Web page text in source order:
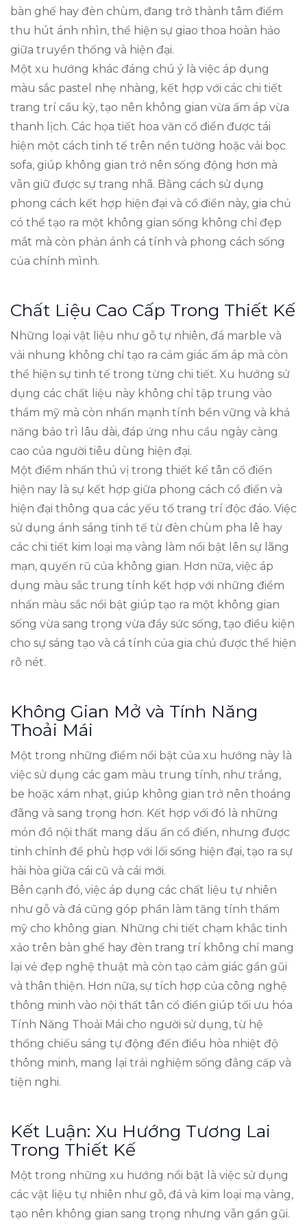
bàn ghế hay đèn chùm, đang trở thành tâm điểm
thu hút ánh nhìn, thể hiện sự giao thoa hoàn hảo
giữa truyền thống và hiện đại.
Một xu hướng khác đáng chú ý là việc áp dụng
màu sắc pastel nhẹ nhàng, kết hợp với các chi tiết
trang trí cầu kỳ, tạo nên không gian vừa ấm áp vừa
thanh lịch. Các họa tiết hoa văn cổ điển được tái
hiện một cách tinh tế trên nền tường hoặc vải bọc
sofa, giúp không gian trở nên sống động hơn mà
vẫn giữ được sự trang nhã. Bằng cách sử dụng
phong cách kết hợp hiện đại và cổ điển này, gia chủ
có thể tạo ra một không gian sống không chỉ đẹp
mắt mà còn phản ánh cá tính và phong cách sống
của chính mình.
Chất Liệu Cao Cấp Trong Thiết Kế
Những loại vật liệu như gỗ tự nhiên, đá marble và
vải nhung không chỉ tạo ra cảm giác ấm áp mà còn
thể hiện sự tinh tế trong từng chi tiết. Xu hướng sử
dụng các chất liệu này không chỉ tập trung vào
thẩm mỹ mà còn nhấn mạnh tính bền vững và khả
năng bảo trì lâu dài, đáp ứng nhu cầu ngày càng
cao của người tiêu dùng hiện đại.
Một điểm nhấn thú vị trong thiết kế tân cổ điển
hiện nay là sự kết hợp giữa phong cách cổ điển và
hiện đại thông qua các yếu tố trang trí độc đáo. Việc
sử dụng ánh sáng tinh tế từ đèn chùm pha lê hay
các chi tiết kim loại mạ vàng làm nổi bật lên sự lãng
mạn, quyến rũ của không gian. Hơn nữa, việc áp
dụng màu sắc trung tính kết hợp với những điểm
nhấn màu sắc nổi bật giúp tạo ra một không gian
sống vừa sang trọng vừa đầy sức sống, tạo điều kiện
cho sự sáng tạo và cá tính của gia chủ được thể hiện
rõ nét.
Không Gian Mở và Tính Năng
Thoải Mái
Một trong những điểm nổi bật của xu hướng này là
việc sử dụng các gam màu trung tính, như trắng,
be hoặc xám nhạt, giúp không gian trở nên thoáng
đãng và sang trọng hơn. Kết hợp với đó là những
món đồ nội thất mang dấu ấn cổ điển, nhưng được
tinh chỉnh để phù hợp với lối sống hiện đại, tạo ra sự
hài hòa giữa cái cũ và cái mới.
Bên cạnh đó, việc áp dụng các chất liệu tự nhiên
như gỗ và đá cũng góp phần làm tăng tính thẩm
mỹ cho không gian. Những chi tiết chạm khắc tinh
xảo trên bàn ghế hay đèn trang trí không chỉ mang
lại vẻ đẹp nghệ thuật mà còn tạo cảm giác gần gũi
và thân thiện. Hơn nữa, sự tích hợp của công nghệ
thông minh vào nội thất tân cổ điển giúp tối ưu hóa
Tính Năng Thoải Mái cho người sử dụng, từ hệ
thống chiếu sáng tự động đến điều hòa nhiệt độ
thông minh, mang lại trải nghiệm sống đẳng cấp và
tiện nghi.
Kết Luận: Xu Hướng Tương Lai
Trong Thiết Kế
Một trong những xu hướng nổi bật là việc sử dụng
các vật liệu tự nhiên như gỗ, đá và kim loại mạ vàng,
tạo nên không gian sang trọng nhưng vẫn gần gũi.